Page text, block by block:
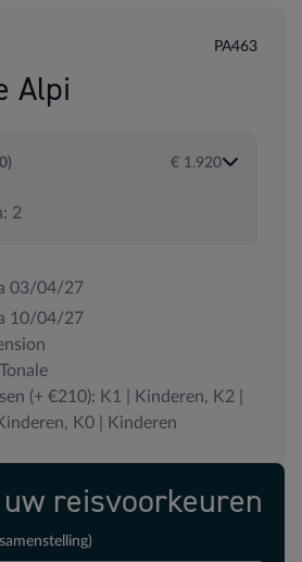
PA463
Alpi
2
€ 1.920
03/04/27
10/04/27
(+ €210): K1 | Kinderen, K2 |
K0 | Kinderen
reisvoorkeuren